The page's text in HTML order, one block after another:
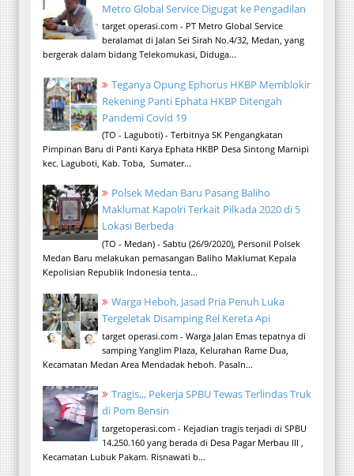
Metro Global Service Digugat ke Pengadilan
target operasi.com - PT Metro Global Service
beralamat di Jalan Sei Sirah No.4/32, Medan, yang
bergerak dalam bidang Telekomukasi, Diduga...
Teganya Opung Ephorus HKBP Memblokir
Rekening Panti Ephata HKBP Ditengah
Pandemi Covid 19
(TO - Laguboti) - Terbitnya SK Pengangkatan
Pimpinan Baru di Panti Karya Ephata HKBP Desa Sintong Marnipi
kec. Laguboti, Kab. Toba, Sumater...
Polsek Medan Baru Pasang Baliho
Maklumat Kapolri Terkait Pilkada 2020 di 5
Lokasi Berbeda
(TO - Medan) - Sabtu (26/9/2020), Personil Polsek
Medan Baru melakukan pemasangan Baliho Maklumat Kepala
Kepolisian Republik Indonesia tenta...
Warga Heboh, Jasad Pria Penuh Luka
Tergeletak Disamping Rel Kereta Api
target operasi.com - Warga Jalan Emas tepatnya di
samping Yanglim Plaza, Kelurahan Rame Dua,
Kecamatan Medan Area Mendadak heboh. Pasaln...
Tragis,,, Pekerja SPBU Tewas Terlindas Truk
di Pom Bensin
targetoperasi.com - Kejadian tragis terjadi di SPBU
14.250.160 yang berada di Desa Pagar Merbau III ,
Kecamatan Lubuk Pakam. Risnawati b...